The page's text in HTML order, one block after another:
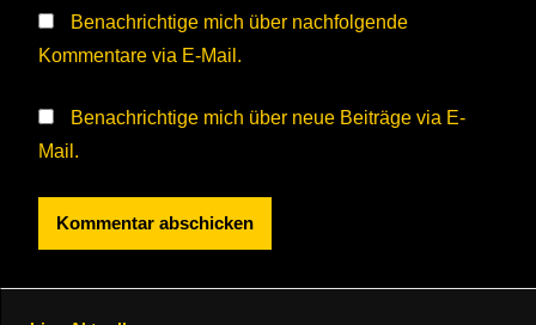
Benachrichtige mich über nachfolgende
Kommentare via E-Mail.
Benachrichtige mich über neue Beiträge via E-
Mail.